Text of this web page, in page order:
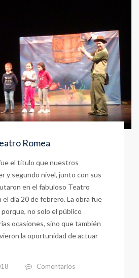
Romea
el titulo que nuestros
y segundo nivel, junto con sus
en el fabuloso Teatro
el día 20 de febrero. La obra fue
no solo el público
ocasiones, sino que también
la oportunidad de actuar
Comentarios